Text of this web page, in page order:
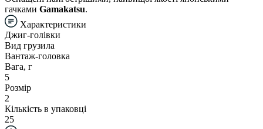
гачками Gamakatsu.
Характеристики
Джиг-голівки
Вид грузила
Вантаж-головка
Вага, г
5
Розмір
2
Кількість в упаковці
25